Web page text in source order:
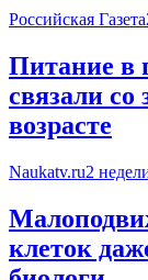
Российская Газета
Питание в
связали со
возрасте
Naukatv.ru2
клеток